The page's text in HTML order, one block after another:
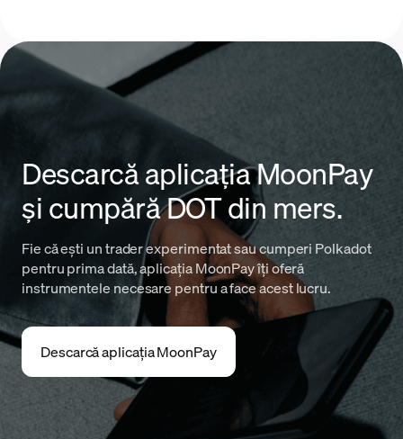
Descarcă aplicația MoonPay
și cumpără DOT din mers.
Fie că ești un trader experimentat sau cumperi Polkadot
pentru prima dată, aplicația MoonPay îți oferă
instrumentele necesare pentru a face acest lucru.
Descarcă aplicația MoonPay